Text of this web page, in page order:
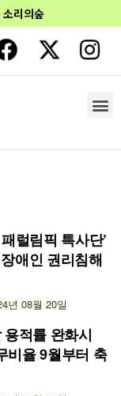
리의숲
럴림픽 특사단’
애인 권리침해
년 08월 20일
적률 완화시
비율 9월부터 축